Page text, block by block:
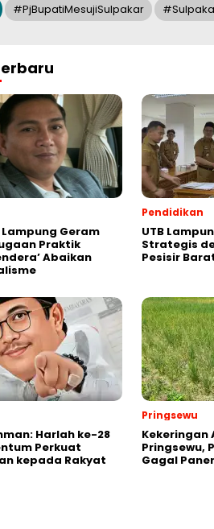
#pjBupatiMesujiSulpakar
Geram
Praktik
Abaikan
Pendidikan
UTB
Strategis
Pesisir
Harlah ke-28
Perkuat
kepada Rakyat
Pringsewu
Kekeringan
Pringsewu,
Gagal